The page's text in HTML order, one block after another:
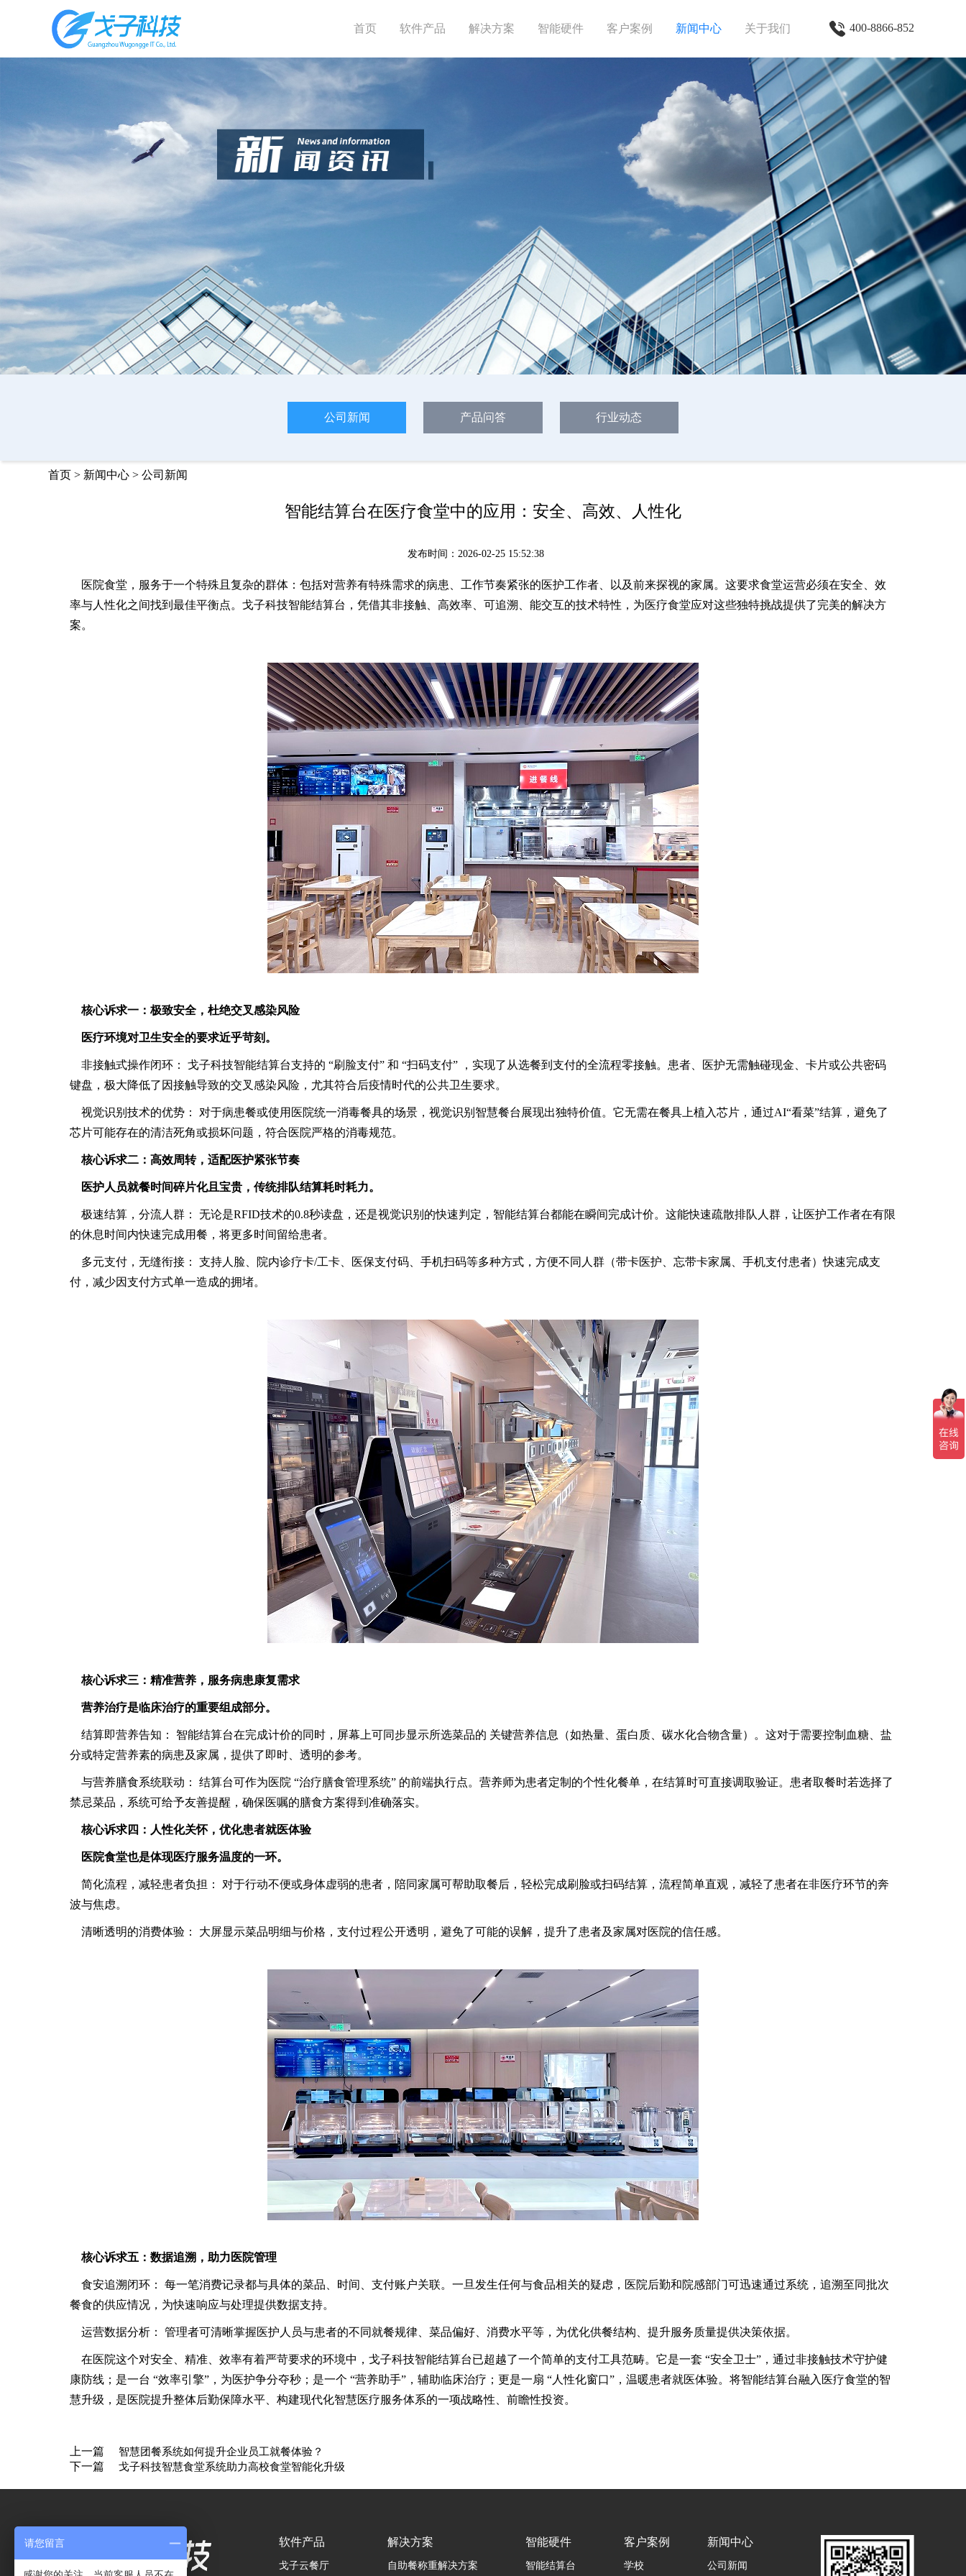
首页 软件产品 解决方案 智能硬件 客户案例 新闻中心 关于我们 400-8866-852
公司新闻 产品问答 行业动态
首页 > 新闻中心 >公司新闻
智能结算台在医疗食堂中的应用：安全、高效、人性化
发布时间：2026-02-25 15:52:38
医院食堂，服务于一个特殊且复杂的群体：包括对营养有特殊需求的病患、工作节奏紧张的医护工作者、以及前来探视的家属。这要求食堂运营必须在安全、效
率与人性化之间找到最佳平衡点。戈子科技智能结算台，凭借其非接触、高效率、可追溯、能交互的技术特性，为医疗食堂应对这些独特挑战提供了完美的解决方
案。
核心诉求一：极致安全，杜绝交叉感染风险
医疗环境对卫生安全的要求近乎苛刻。
非接触式操作闭环： 戈子科技智能结算台支持的 “刷脸支付” 和 “扫码支付” ，实现了从选餐到支付的全流程零接触。患者、医护无需触碰现金、卡片或公共密码
键盘，极大降低了因接触导致的交叉感染风险，尤其符合后疫情时代的公共卫生要求。
视觉识别技术的优势： 对于病患餐或使用医院统一消毒餐具的场景，视觉识别智慧餐台展现出独特价值。它无需在餐具上植入芯片，通过AI“看菜”结算，避免了
芯片可能存在的清洁死角或损坏问题，符合医院严格的消毒规范。
核心诉求二：高效周转，适配医护紧张节奏
医护人员就餐时间碎片化且宝贵，传统排队结算耗时耗力。
极速结算，分流人群： 无论是RFID技术的0.8秒读盘，还是视觉识别的快速判定，智能结算台都能在瞬间完成计价。这能快速疏散排队人群，让医护工作者在有限
的休息时间内快速完成用餐，将更多时间留给患者。
多元支付，无缝衔接： 支持人脸、院内诊疗卡/工卡、医保支付码、手机扫码等多种方式，方便不同人群（带卡医护、忘带卡家属、手机支付患者）快速完成支
付，减少因支付方式单一造成的拥堵。
核心诉求三：精准营养，服务病患康复需求
营养治疗是临床治疗的重要组成部分。
结算即营养告知： 智能结算台在完成计价的同时，屏幕上可同步显示所选菜品的 关键营养信息（如热量、蛋白质、碳水化合物含量）。这对于需要控制血糖、盐
分或特定营养素的病患及家属，提供了即时、透明的参考。
与营养膳食系统联动： 结算台可作为医院 “治疗膳食管理系统” 的前端执行点。营养师为患者定制的个性化餐单，在结算时可直接调取验证。患者取餐时若选择了
禁忌菜品，系统可给予友善提醒，确保医嘱的膳食方案得到准确落实。
核心诉求四：人性化关怀，优化患者就医体验
医院食堂也是体现医疗服务温度的一环。
简化流程，减轻患者负担： 对于行动不便或身体虚弱的患者，陪同家属可帮助取餐后，轻松完成刷脸或扫码结算，流程简单直观，减轻了患者在非医疗环节的奔
波与焦虑。
清晰透明的消费体验： 大屏显示菜品明细与价格，支付过程公开透明，避免了可能的误解，提升了患者及家属对医院的信任感。
核心诉求五：数据追溯，助力医院管理
食安追溯闭环： 每一笔消费记录都与具体的菜品、时间、支付账户关联。一旦发生任何与食品相关的疑虑，医院后勤和院感部门可迅速通过系统，追溯至同批次
餐食的供应情况，为快速响应与处理提供数据支持。
运营数据分析： 管理者可清晰掌握医护人员与患者的不同就餐规律、菜品偏好、消费水平等，为优化供餐结构、提升服务质量提供决策依据。
在医院这个对安全、精准、效率有着严苛要求的环境中，戈子科技智能结算台已超越了一个简单的支付工具范畴。它是一套 “安全卫士”，通过非接触技术守护健
康防线；是一台 “效率引擎”，为医护争分夺秒；是一个 “营养助手”，辅助临床治疗；更是一扇 “人性化窗口”，温暖患者就医体验。将智能结算台融入医疗食堂的智
慧升级，是医院提升整体后勤保障水平、构建现代化智慧医疗服务体系的一项战略性、前瞻性投资。
上一篇 智慧团餐系统如何提升企业员工就餐体验？
下一篇 戈子科技智慧食堂系统助力高校食堂智能化升级
软件产品
戈子云餐厅
解决方案
自助餐称重解决方案
智能硬件
智能结算台
客户案例
学校
新闻中心
公司新闻
请您留言